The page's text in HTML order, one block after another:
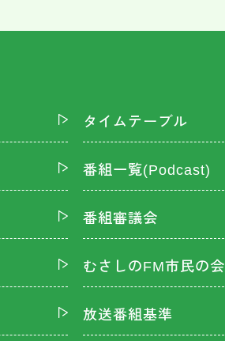
タイムテーブル
番組一覧(Podcast)
番組審議会
むさしのFM市民の会
放送番組基準